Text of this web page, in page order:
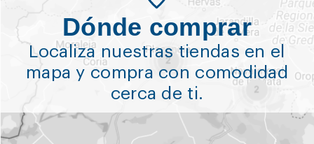
Dónde comprar
Localiza nuestras tiendas en el
mapa y compra con comodidad
cerca de ti.